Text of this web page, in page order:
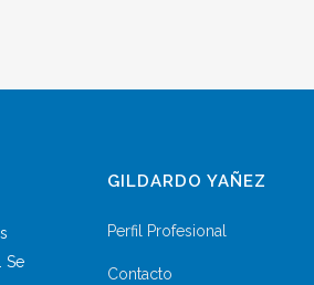
Se
GILDARDO YAÑEZ
Perfil Profesional
Contacto